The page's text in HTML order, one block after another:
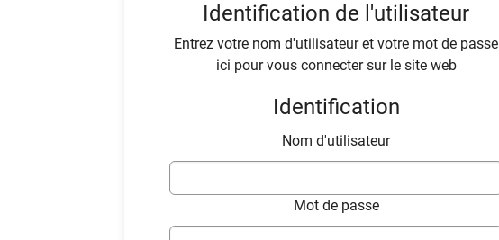
Identification de l'utilisateur
Entrez votre nom d'utilisateur et votre mot de passe
ici pour vous connecter sur le site web
Identification
Nom d'utilisateur
Mot de passe